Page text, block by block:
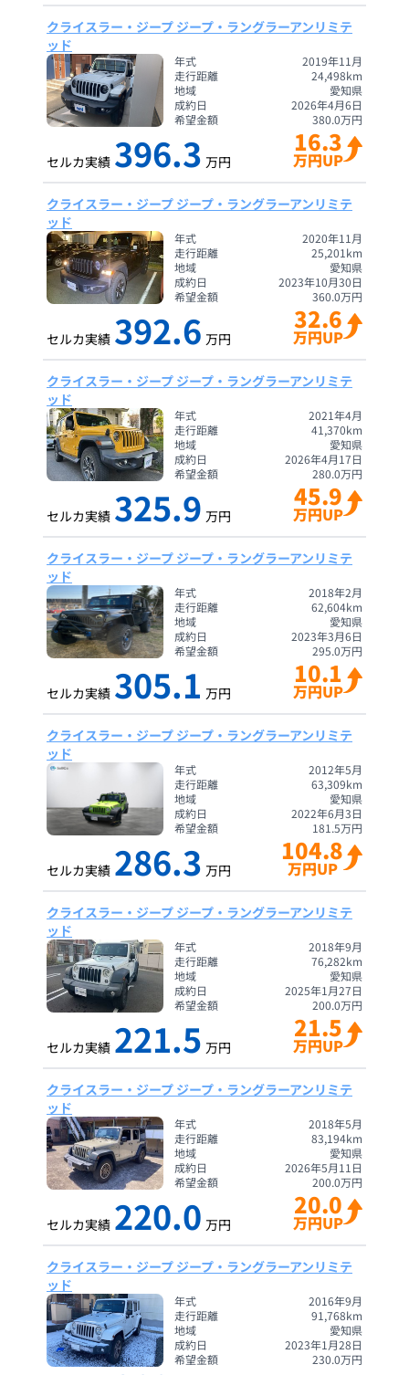
クライスラー・ジープ ジープ・ラングラーアンリミテ
ッド
年式
2019年11月
走行距離
24,498km
地域
愛知県
成約日
2026年4月6日
希望金額
380.0万円
セルカ実績 396.3 万円
16.3
万円UP
クライスラー・ジープ ジープ・ラングラーアンリミテ
ッド
年式
2020年11月
走行距離
25,201 km
地域
愛知県
成約日
2023年10月30日
希望金額
360.0万円
セルカ実績 392.6 万円
32.6
万円UP
クライスラー・ジープ ジープ・ラングラーアンリミテ
ッド
年式
2021年4月
走行距離
41,370km
地域
愛知県
成約日
2026年4月17日
希望金額
280.0万円
セルカ実績 325.9 万円
45.9
万円UP
クライスラー・ジープ ジープ・ラングラーアンリミテ
ッド
年式
2018年2月
走行距離
62,604km
地域
愛知県
成約日
2023年3月6日
希望金額
295.0万円
セルカ実績 305.1 万円
10.1
万円UP
クライスラー・ジープ ジープ・ラングラーアンリミテ
ッド
年式
2012年5月
走行距離
63,309km
地域
愛知県
成約日
2022年6月3日
希望金額
181.5万円
セルカ実績 286.3 万円
104.8
万円UP
クライスラー・ジープ ジープ・ラングラーアンリミテ
ッド
年式
2018年9月
走行距離
76,282km
地域
愛知県
成約日
2025年1月27日
希望金額
200.0万円
セルカ実績 221.5 万円
21.5
万円UP
クライスラー・ジープ ジープ・ラングラーアンリミテ
ッド
年式
2018年5月
走行距離
83,194km
地域
愛知県
成約日
2026年5月11日
希望金額
200.0万円
セルカ実績 220.0 万円
20.0
万円UP
クライスラー・ジープ ジープ・ラングラーアンリミテ
ッド
年式
2016年9月
走行距離
91,768km
地域
愛知県
成約日
2023年1月28日
希望金額
230.0万円